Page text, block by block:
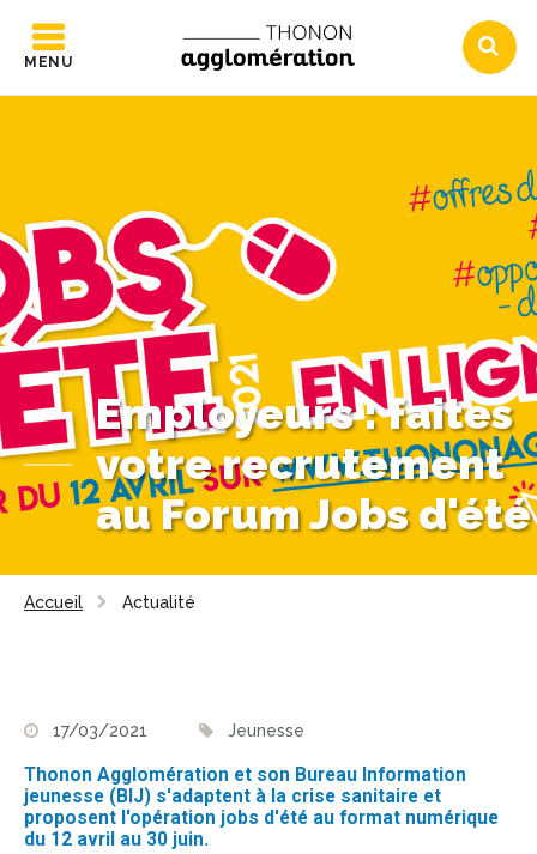
MENU
Employeurs : faites
votre recrutement
au Forum Jobs d'été
Accueil Actualité
17/03/2021 Jeunesse
Thonon Agglomération et son Bureau Information
jeunesse (BIJ) s'adaptent à la crise sanitaire et
proposent l'opération jobs d'été au format numérique
du 12 avril au 30 juin.